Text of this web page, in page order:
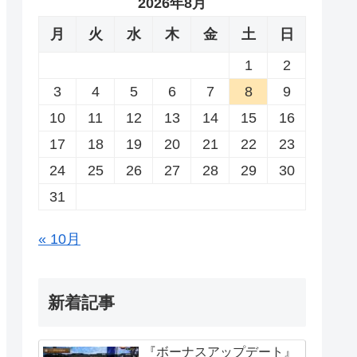
2026年8月
月
火 水 木 金 土
日
1
2
3
4 5 6 7 8
9
10
11 12 13 14 15
16
17
18 19 20 21 22
23
24
25 26 27 28 29
30
31
« 10月
新着記事
『ボーナスアップデート』